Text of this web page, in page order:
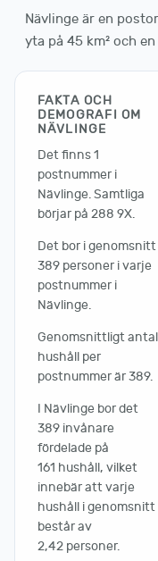
Nävlinge är en
yta på 45 km² och
FAKTA OCH
DEMOGRAFI OM
NÄVLINGE
Det finns 1
postnummer i
Nävlinge. Samtliga
börjar på 288 9X.
Det bor i genomsnitt
389 personer i varje
postnummer i
Nävlinge.
Genomsnittligt antal
hushåll per
postnummer är 389.
I Nävlinge bor det
389 invånare
fördelade på
161 hushåll, vilket
innebär att varje
hushåll i genomsnitt
består av
2,42 personer.